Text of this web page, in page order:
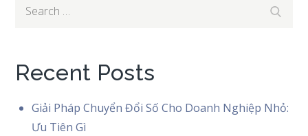
Search
Recent Posts
Giải Pháp Chuyển Đổi Số Cho Doanh Nghiệp Nhỏ:
Ưu Tiên Gì